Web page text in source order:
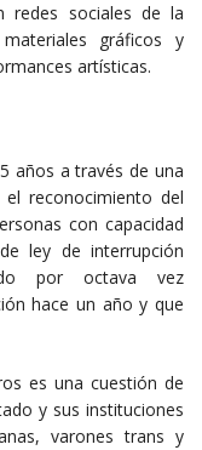
redes sociales de la
gráficos y
artísticas.
años a través de una
reconocimiento del
con capacidad
ley de interrupción
por octava vez
hace un año y que
es una cuestión de
y sus instituciones
varones trans y